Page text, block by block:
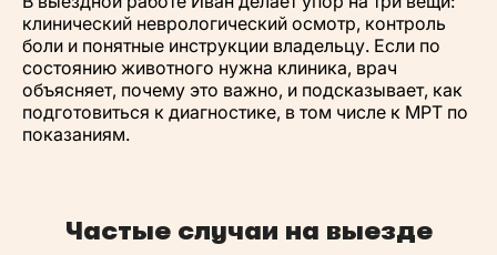
клинический неврологический осмотр, контроль
боли и понятные инструкции владельцу. Если по
состоянию животного нужна клиника, врач
объясняет, почему это важно, и подсказывает, как
подготовиться к диагностике, в том числе к МРТ по
показаниям.
Частые случаи на выезде